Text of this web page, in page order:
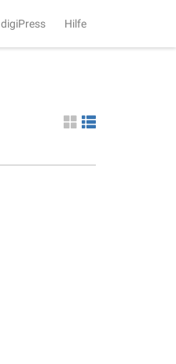
digiPress Hilfe